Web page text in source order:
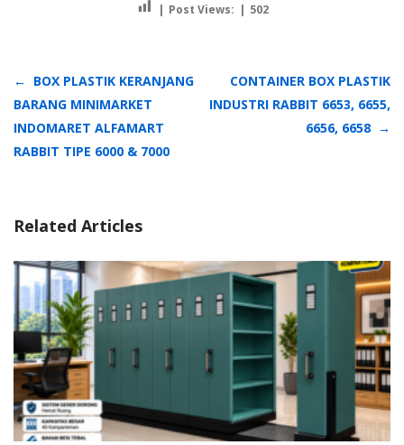
Post Views: 502
Navigasi
pos
BOX PLASTIK KERANJANG
BARANG MINIMARKET
INDOMARET ALFAMART
RABBIT TIPE 6000 & 7000
CONTAINER BOX PLASTIK
INDUSTRI RABBIT 6653, 6655,
6656, 6658
Related Articles